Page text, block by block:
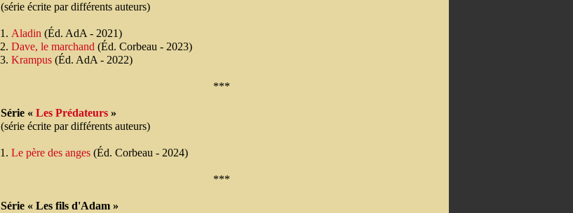
(série écrite par différents auteurs)
Aladin (Éd. AdA - 2021)
Dave, le marchand (Éd. Corbeau - 2023)
Krampus (Éd. AdA - 2022)
***
Série « Les Prédateurs »
(série écrite par différents auteurs)
Le père des anges (Éd. Corbeau - 2024)
***
Série « Les fils d'Adam »